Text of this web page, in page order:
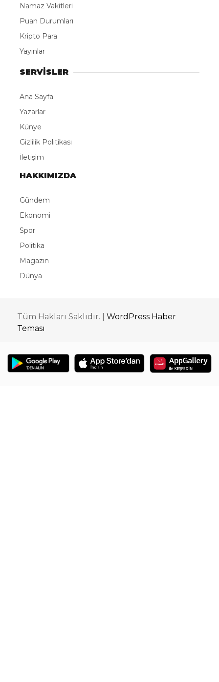
Namaz Vakitleri
Puan Durumları
Kripto Para
Yayınlar
SERVİSLER
Ana Sayfa
Yazarlar
Künye
Gizlilik Politikası
İletişim
HAKKIMIZDA
Gündem
Ekonomi
Spor
Politika
Magazin
Dünya
Tüm Hakları Saklıdır. | WordPress Haber
Teması